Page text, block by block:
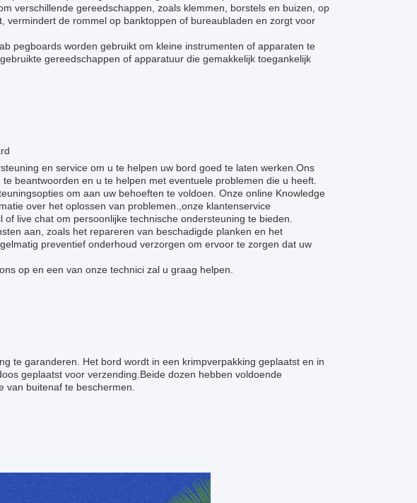
verschillende gereedschappen, zoals klemmen, borstels en buizen, op
vermindert de rommel op banktoppen of bureaubladen en zorgt voor
pegboards worden gebruikt om kleine instrumenten of apparaten te
gereedschappen of apparatuur die gemakkelijk toegankelijk
en service om u te helpen uw bord goed te laten werken.Ons
beantwoorden en u te helpen met eventuele problemen die u heeft.
om aan uw behoeften te voldoen. Onze online Knowledge
over het oplossen van problemen.,onze klantenservice
live chat om persoonlijke technische ondersteuning te bieden.
aan, zoals het repareren van beschadigde planken en het
preventief onderhoud verzorgen om ervoor te zorgen dat uw
op en een van onze technici zal u graag helpen.
te garanderen. Het bord wordt in een krimpverpakking geplaatst en in
geplaatst voor verzending.Beide dozen hebben voldoende
buitenaf te beschermen.